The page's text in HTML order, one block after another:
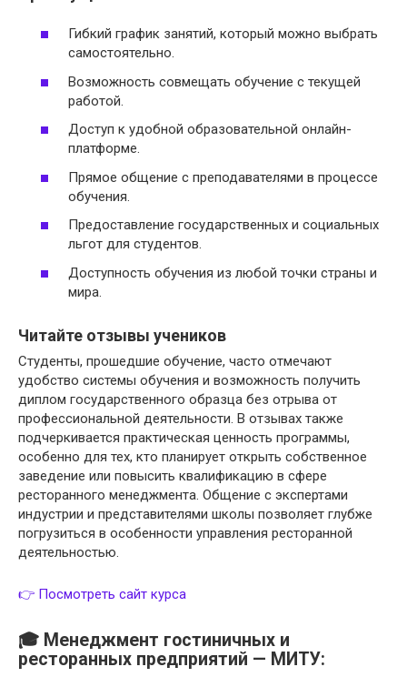
Гибкий график занятий, который можно выбрать
самостоятельно.
Возможность совмещать обучение с текущей
работой.
Доступ к удобной образовательной онлайн-
платформе.
Прямое общение с преподавателями в процессе
обучения.
Предоставление государственных и социальных
льгот для студентов.
Доступность обучения из любой точки страны и
мира.
Читайте отзывы учеников
Студенты, прошедшие обучение, часто отмечают
удобство системы обучения и возможность получить
диплом государственного образца без отрыва от
профессиональной деятельности. В отзывах также
подчеркивается практическая ценность программы,
особенно для тех, кто планирует открыть собственное
заведение или повысить квалификацию в сфере
ресторанного менеджмента. Общение с экспертами
индустрии и представителями школы позволяет глубже
погрузиться в особенности управления ресторанной
деятельностью.
👉 Посмотреть сайт курса
🎓 Менеджмент гостиничных и
ресторанных предприятий — МИТУ: